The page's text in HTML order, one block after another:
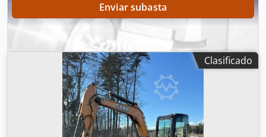
Enviar subasta
Clasificado